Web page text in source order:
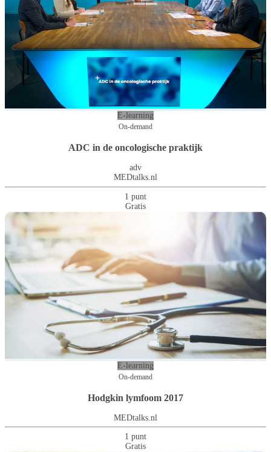
E-learning
On-demand
ADC in de oncologische praktijk
adv
MEDtalks.nl
1 punt
Gratis
E-learning
On-demand
Hodgkin lymfoom 2017
MEDtalks.nl
1 punt
Gratis